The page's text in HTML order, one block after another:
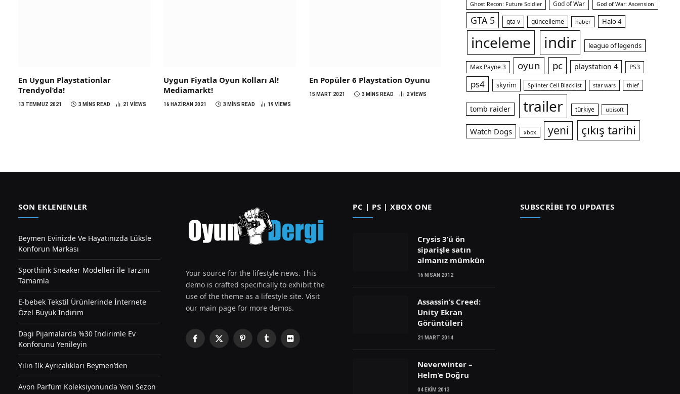
En Uygun Playstationlar
Trendyol’da!
13 TEMMUZ 2021 3 MINS READ 21 VIEWS
Uygun Fiyatla Oyun Kolları Al!
Mediamarkt!
16 HAZIRAN 2021 3 MINS READ 19VIEWS
En Popüler 6 Playstation Oyunu
15 MART 2021 3 MINS READ 2VIEWS
Ghost Recon: Future Soldier God of War God of War: Ascension
GTA 5 gta v güncelleme haber Halo 4
inceleme indir league of legends
Max Payne 3 oyun pc playstation 4 PS3
ps4 skyrim Splinter Cell Blacklist star wars thief
tomb raider trailer türkiye ubisoft
Watch Dogs xbox yeni çıkış tarihi
SON EKLENENLER
Beymen Evinizde Ve Hayatınızda Lüksle
Konforun Markası
Sporthink Sneaker Modelleri ile Tarzını
Tamamla
E-bebek Tekstil Ürünlerinde İnternete
Özel Büyük İndirim
Dagi Pijamalarda %30 İndirimle Ev
Konforunu Yenileyin
Yılın İlk Ayrıcalıkları Beymen’den
Avon Parfüm Koleksiyonunda Yeni Sezon
Your source for the lifestyle news. This
demo is crafted specifically to exhibit the
use of the theme as a lifestyle site. Visit
our main page for more demos.
Facebook
X
PinterestTumblrFlickr
PC | PS | XBOX ONE
Crysis 3’ü ön
siparişle satın
almanız mümkün
16 NISAN 2012
Assassin’s Creed:
Unity Ekran
Görüntüleri
21 MART 2014
Neverwinter –
Helm’e Doğru
04 EKIM 2013
SUBSCRIBE TO UPDATES